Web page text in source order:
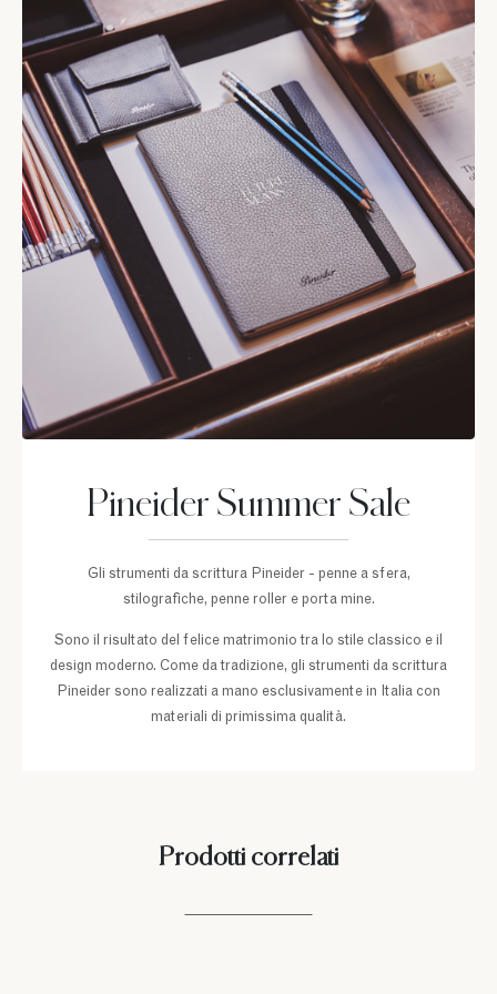
Pineider Summer Sale
Gli strumenti da scrittura Pineider - penne a sfera,
stilografiche, penne roller e porta mine.
Sono il risultato del felice matrimonio tra lo stile classico e il
design moderno. Come da tradizione, gli strumenti da scrittura
Pineider sono realizzati a mano esclusivamente in Italia con
materiali di primissima qualità.
Prodotti correlati